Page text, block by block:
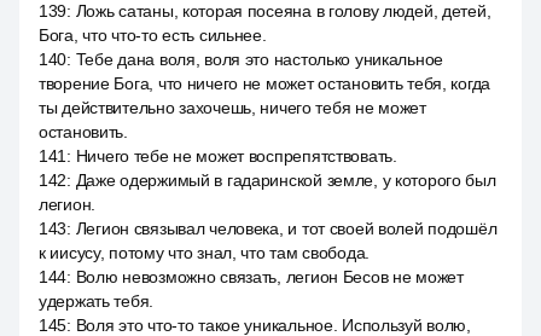
139: Ложь сатаны, которая посеяна в голову людей, детей,
Бога, что что-то есть сильнее.
140: Тебе дана воля, воля это настолько уникальное
творение Бога, что ничего не может остановить тебя, когда
ты действительно захочешь, ничего тебя не может
остановить.
141 : Ничего тебе не может воспрепятствовать.
142: Даже одержимый в гадаринской земле, у которого был
легион.
143: Легион связывал человека, и тот своей волей подошёл
к иисусу, потому что знал, что там свобода.
144: Волю невозможно связать, легион Бесов не может
удержать тебя.
145: Воля это что-то такое уникальное. Используй волю,